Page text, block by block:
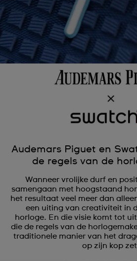
Audemars Piguet en
de regels van de
Wanneer vrolijke durf en
samengaan met hoogstaand
het resultaat veel meer dan
een uiting van creativiteit in
horloge. En die visie komt tot
die de regels van de
traditionele manier van het
op zijn kop